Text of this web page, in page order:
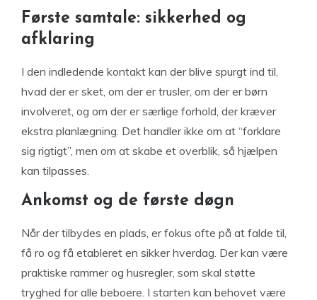
Første samtale: sikkerhed og
afklaring
I den indledende kontakt kan der blive spurgt ind til,
hvad der er sket, om der er trusler, om der er børn
involveret, og om der er særlige forhold, der kræver
ekstra planlægning. Det handler ikke om at “forklare
sig rigtigt”, men om at skabe et overblik, så hjælpen
kan tilpasses.
Ankomst og de første døgn
Når der tilbydes en plads, er fokus ofte på at falde til,
få ro og få etableret en sikker hverdag. Der kan være
praktiske rammer og husregler, som skal støtte
tryghed for alle beboere. I starten kan behovet være